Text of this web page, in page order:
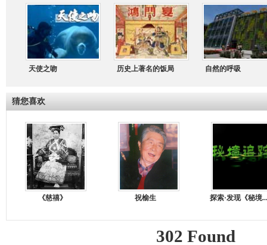
天使之吻 历史上著名的饭局 自然的呼吸
猜您喜欢
《慈禧》 祝榆生 探索·发现《秘境...
302 Found